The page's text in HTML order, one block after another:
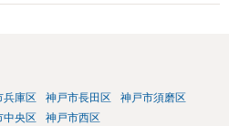
あるため、御主人に法律事務所に相
でおひとりで行ってもらうほうがい
務がある状態で配偶者が亡くなると債
態になる（相続放棄などの亡くなっ
、相談者様にも関係することだとし
はどうでしょうか。
兵庫区 神戸市長田区
神戸市須磨区
中央区 神戸市西区